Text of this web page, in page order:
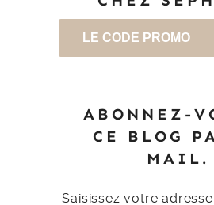
LE CODE PROMO
ABONNEZ-
CE BLOG
MAIL.
Saisissez votre